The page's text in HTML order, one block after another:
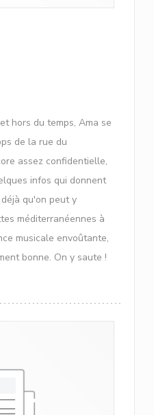
hors du temps, Ama se
de la rue du
assez confidentielle,
infos qui donnent
qu'on peut y
méditerranéennes à
musicale envoûtante,
bonne. On y saute !